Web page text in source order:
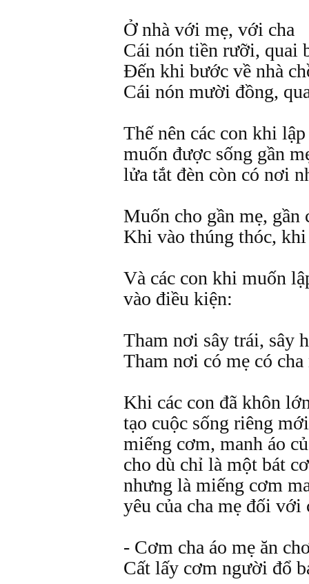
Ở nhà với mẹ, với cha
Cái nón tiền rưỡi, quai
Đến khi bước về nhà
Cái nón mười đồng,
Thế nên các con khi
muốn được sống gần
lửa tắt đèn còn có nơi
Muốn cho gần mẹ, gần
Khi vào thúng thóc, khi
Và các con khi muốn
vào điều kiện:
Tham nơi sây trái, sây
Tham nơi có mẹ có cha
Khi các con đã khôn
tạo cuộc sống riêng
miếng cơm, manh áo
cho dù chỉ là một bát
nhưng là miếng cơm
yêu của cha mẹ đối với
- Cơm cha áo mẹ ăn
Cất lấy cơm người đổ